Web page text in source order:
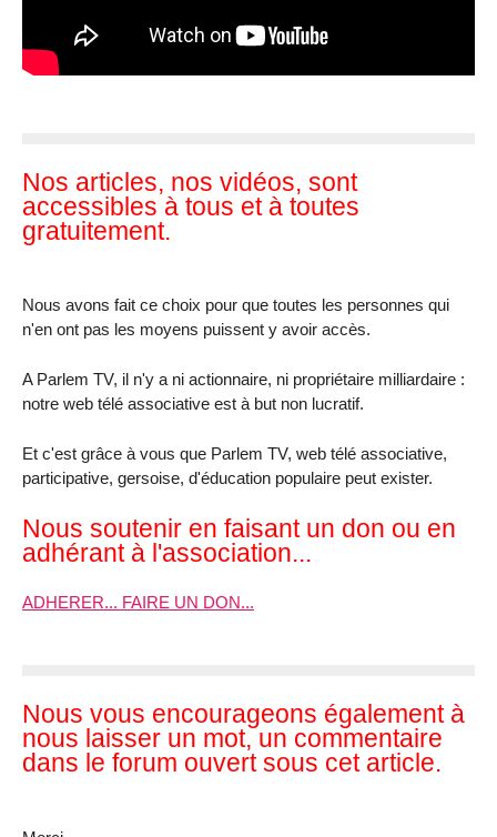
Nos articles, nos vidéos, sont
accessibles à tous et à toutes
gratuitement.
Nous avons fait ce choix pour que toutes les personnes qui
n'en ont pas les moyens puissent y avoir accès.
A Parlem TV, il n'y a ni actionnaire, ni propriétaire milliardaire :
notre web télé associative est à but non lucratif.
Et c'est grâce à vous que Parlem TV, web télé associative,
participative, gersoise, d'éducation populaire peut exister.
Nous soutenir en faisant un don ou en
adhérant à l'association...
ADHERER... FAIRE UN DON...
Nous vous encourageons également à
nous laisser un mot, un commentaire
dans le forum ouvert sous cet article.